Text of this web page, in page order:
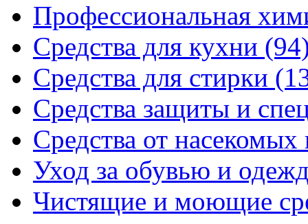
Профессиональная
Средства для кухни
Средства для стирки
Средства защиты и
Средства от
Уход за обувью и
Чистящие и моющие